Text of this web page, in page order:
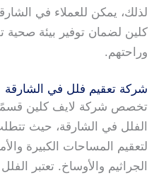
لذلك، يمكن للعملاء في
كلين لضمان توفير بيئة صحية
وراحتهم.
شركة تعقيم فلل في الشارقة
تخصص شركة لايف كلين قسمًا
الفلل في الشارقة، حيث
لتعقيم المساحات الكبيرة
الجراثيم والأوساخ. تعتبر